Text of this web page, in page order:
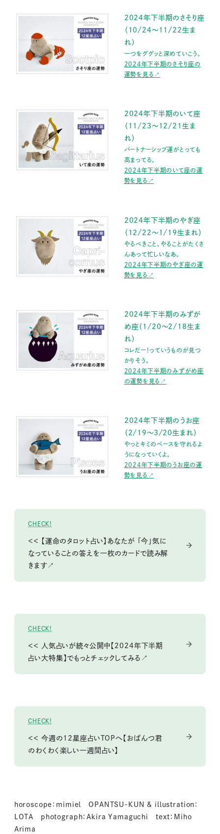
2024年下半期のさそり座
（10/24〜11/22生ま
れ）
一つをググッと深めていこう。
2024年下半期のさそり座の
運勢を見る↗
2024年下半期のいて座
（11/23〜12/21生ま
れ）
パートナーシップ運がとっても
高まってる。
2024年下半期のいて座の運
勢を見る↗
2024年下半期のやぎ座
（12/22〜1/19生まれ）
やるべきこと、やることがたくさ
んあって忙しいなあ。
2024年下半期のやぎ座の運
勢を見る↗
2024年下半期のみずが
め座（1/20〜2/18生ま
れ）
コレだー！っていうものが見つ
かりそう。
2024年下半期のみずがめ座
の運勢を見る↗
2024年下半期のうお座
（2/19〜3/20生まれ）
やっとキミのペースを守れるよ
うになっていくよ。
2024年下半期のうお座の運
勢を見る↗
CHECK!
＜＜ 【運命のタロット占い】あなたが 「今」気に
なっていることの答えを一枚のカードで読み解
きます↗
CHECK!
＜＜ 人気占いが続々公開中【2024年下半期
占い大特集】でもっとチェックしてみる↗
CHECK!
＜＜ 今週の12星座占いTOPへ【おぱんつ君
のわくわく楽しい一週間占い】
horoscope：mimiel OPANTSU-KUN & illustration：
LOTA photograph：Akira Yamaguchi text：Miho
Arima